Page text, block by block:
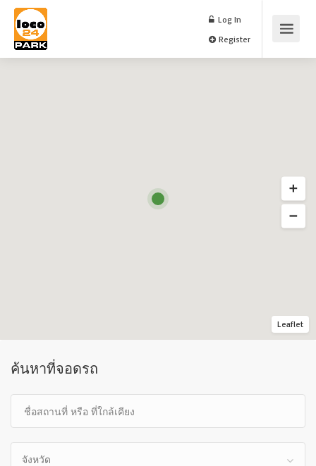
Log In
ค้นหาที่จอดรถ
จังหวัด
Leaflet